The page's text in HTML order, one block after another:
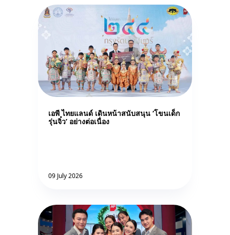
เอพี ไทยแลนด์ เดินหน้าสนับสนุน ‘โขนเด็ก
รุ่นจิ๋ว’ อย่างต่อเนื่อง
09 July 2026